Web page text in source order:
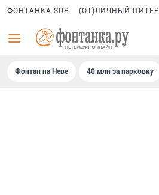
ФОНТАНКА SUP (ОТ)ЛИЧНЫЙ ПИТЕР
Фонтан на Неве 40 млн за парковку